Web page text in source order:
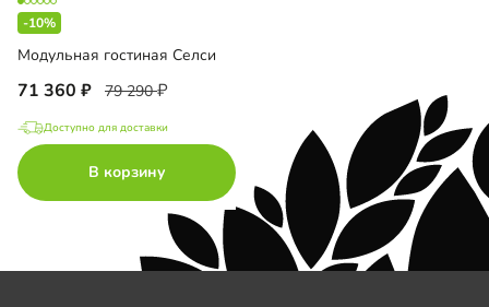
-10%
Модульная гостиная Селси
71 360 79 290
Доступно для доставки
В корзину